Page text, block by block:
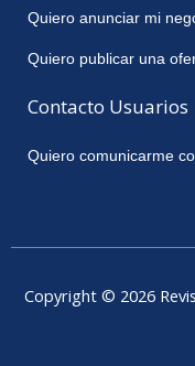
Quiero anunciar mi
Quiero publicar una
Contacto Usuarios
Quiero comunicarme
Copyright © 2026